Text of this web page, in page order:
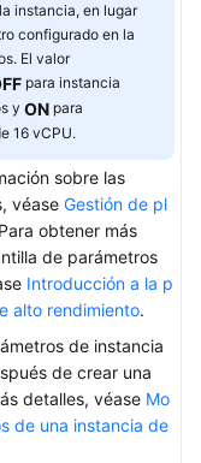
instancia, en lugar
configurado en la
El valor
para instancia
y ON para
16 vCPU.
sobre las
véase Gestión de pl
obtener más
de parámetros
Introducción a la p
alto rendimiento.
de instancia
de crear una
detalles, véase Mo
de una instancia de